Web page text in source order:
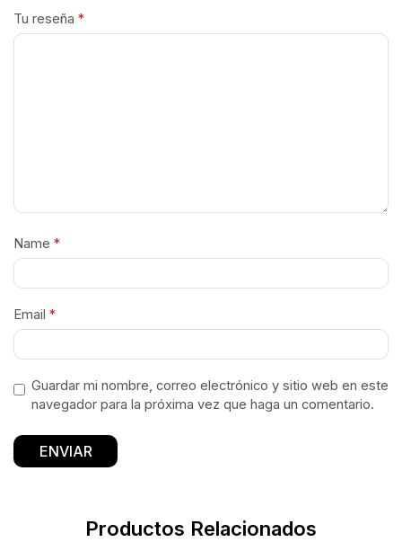
Tu reseña *
Name *
Email *
Guardar mi nombre, correo electrónico y sitio web en este
navegador para la próxima vez que haga un comentario.
Productos Relacionados